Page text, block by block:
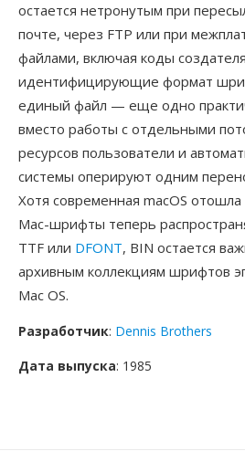
остается нетронутым при
почте, через FTP или при
файлами, включая коды
идентифицирующие формат
единый файл — еще одно
вместо работы с отдельными
ресурсов пользователи и
системы оперируют одним
Хотя современная macOS
Mac-шрифты теперь
TTF или DFONT, BIN остается
архивным коллекциям шрифтов
Mac OS.
Разработчик: Dennis Brothers
Дата выпуска: 1985